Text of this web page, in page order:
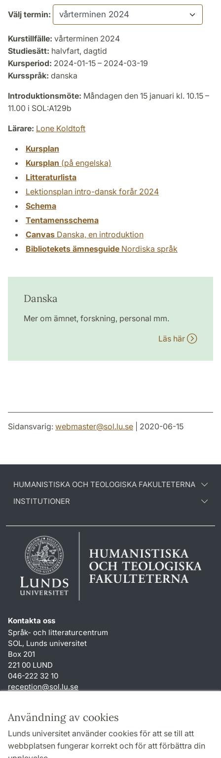
Användning av cookies
Lunds universitet använder cookies för att se till att
webbplatsen fungerar korrekt och för att förbättra din
Välj termin:
Kurstillfälle: vårterminen 2024
Studiesätt: halvfart, dagtid
Kursperiod: 2024-01-15 – 2024-03-19
Kursspråk: danska
Introduktionsmöte: Måndagen den 15 januari kl. 10.15 –
11.00 i SOL:A129b
Lärare: Lone Koldtoft
Kursplan
Kursplan (på engelska)
Litteraturlista
Lektionsplan intro-dansk forår 2024
Schema
Tentamensschema
Canvas Danska, en introduktion
Bibliotekets ämnesguide Nordiska språk
Danska
Mer om ämnet, forskning, personal mm.
Läs här
Sidansvarig: webmaster@sol.lu.se | 2020-06-15
HUMANISTISKA OCH TEOLOGISKA FAKULTETERNA
INSTITUTIONER
Kontakta oss
Språk- och litteraturcentrum
SOL, Lunds universitet
Box 201
221 00 LUND
046-222 32 10
reception@sol.lu.se
Genvägar
Om webbplatsen och cookies
Behandling av personuppgifter
Tillgänglighetsredogörelse